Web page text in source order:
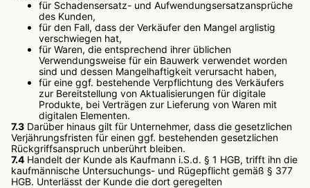
für Schadensersatz- und Aufwendungsersatzansprüche
des Kunden,
für den Fall, dass der Verkäufer den Mangel arglistig
verschwiegen hat,
für Waren, die entsprechend ihrer üblichen
Verwendungsweise für ein Bauwerk verwendet worden
sind und dessen Mangelhaftigkeit verursacht haben,
für eine ggf. bestehende Verpflichtung des Verkäufers
zur Bereitstellung von Aktualisierungen für digitale
Produkte, bei Verträgen zur Lieferung von Waren mit
digitalen Elementen.
7.3 Darüber hinaus gilt für Unternehmer, dass die gesetzlichen
Verjährungsfristen für einen ggf. bestehenden gesetzlichen
Rückgriffsanspruch unberührt bleiben.
7.4 Handelt der Kunde als Kaufmann i.S.d. § 1 HGB, trifft ihn die
kaufmännische Untersuchungs- und Rügepflicht gemäß § 377
HGB. Unterlässt der Kunde die dort geregelten